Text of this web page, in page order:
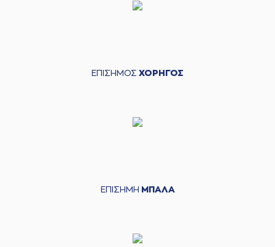
ΕΠΙΣΗΜΟΣ ΧΟΡΗΓΟΣ
ΕΠΙΣΗΜΗ ΜΠΑΛΑ